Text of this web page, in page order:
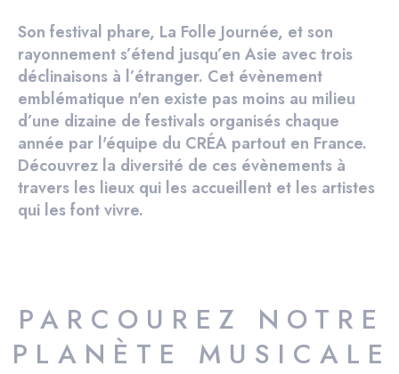
Son festival phare, La Folle Journée, et son
rayonnement s’étend jusqu’en Asie avec trois
déclinaisons à l’étranger. Cet évènement
emblématique n'en existe pas moins au milieu
d’une dizaine de festivals organisés chaque
année par l'équipe du CRÉA partout en France.
Découvrez la diversité de ces évènements à
travers les lieux qui les accueillent et les artistes
qui les font vivre.
PARCOUREZ NOTRE
PLANÈTE MUSICALE